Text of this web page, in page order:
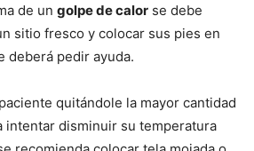
de un golpe de calor se debe
sitio fresco y colocar sus pies en
deberá pedir ayuda.
quitándole la mayor cantidad
intentar disminuir su temperatura